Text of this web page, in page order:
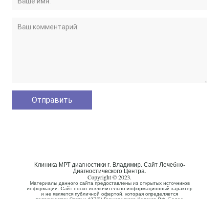
Клиника МРТ диагностики г. Владимир. Сайт Лечебно-
Диагностического Центра.
Copyright © 2023.
Материалы данного сайта предоставлены из открытых источников
информации. Сайт носит исключительно информационный характер
и не является публичной офертой, которая определяется